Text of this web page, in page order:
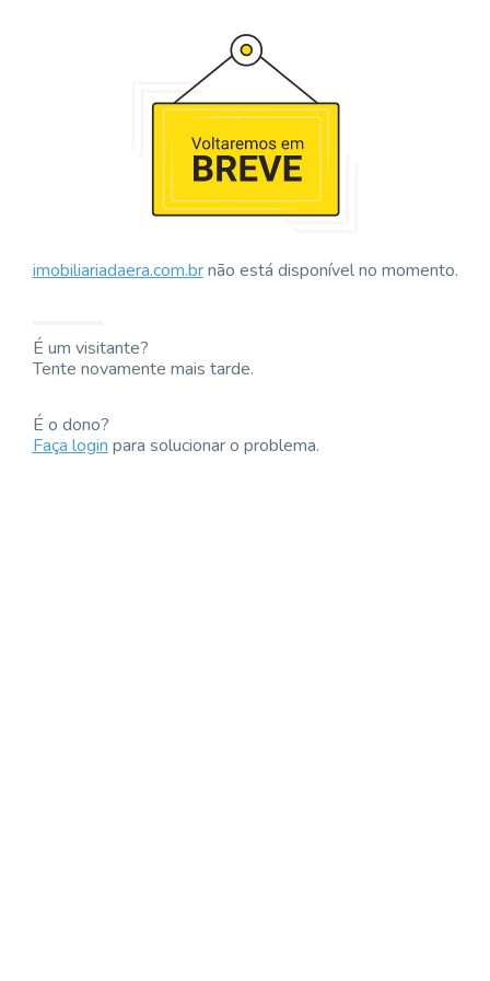
imobiliariadaera.com.brnão está disponível no momento.
É um visitante?
Tente novamente mais tarde.
É o dono?
Faça loginpara solucionar o problema.